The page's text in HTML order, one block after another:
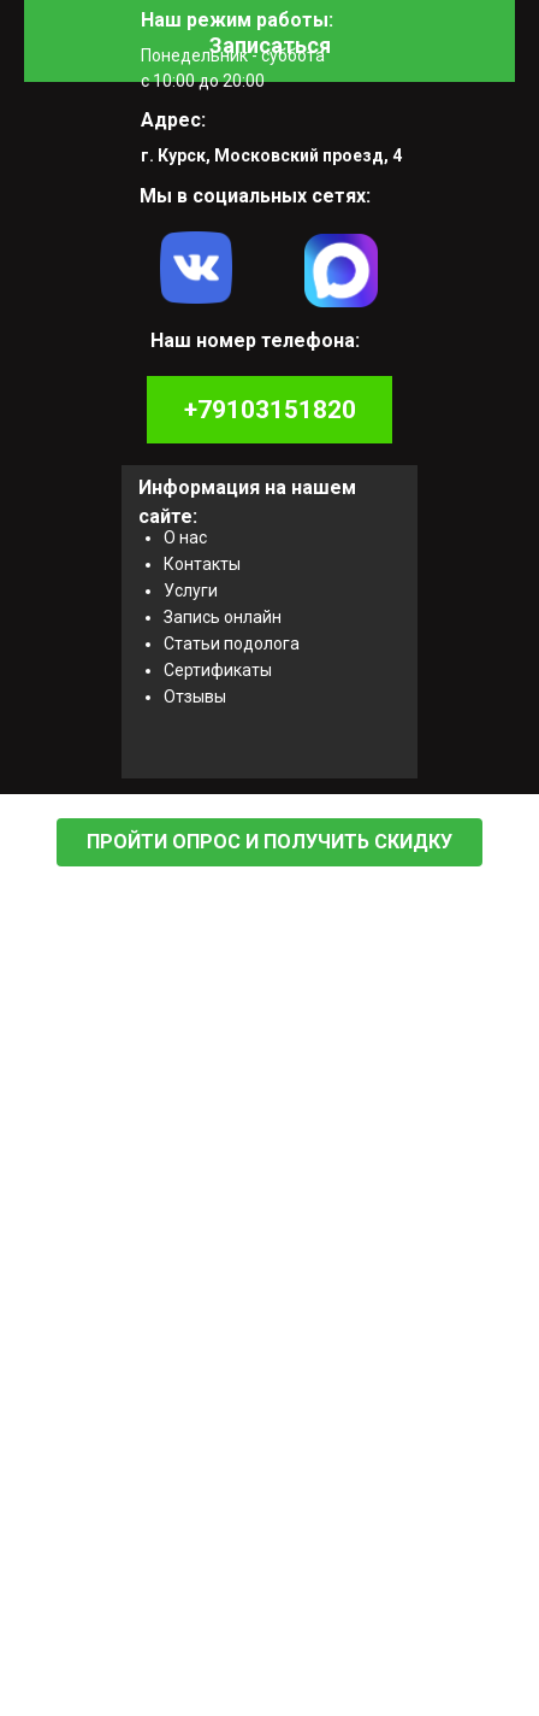
Записаться
Мы в социальных сетях:
Наш номер телефона:
+79103151820
г. Курск, Московский проезд, 4
Понедельник - суббота
с 10:00 до 20:00
Наш режим работы:
Адрес:
Информация на нашем
сайте:
О нас
Услуги
Сертификаты
Отзывы
Запись онлайн
Статьи подолога
Контакты
ПРОЙТИ ОПРОС И ПОЛУЧИТЬ СКИДКУ